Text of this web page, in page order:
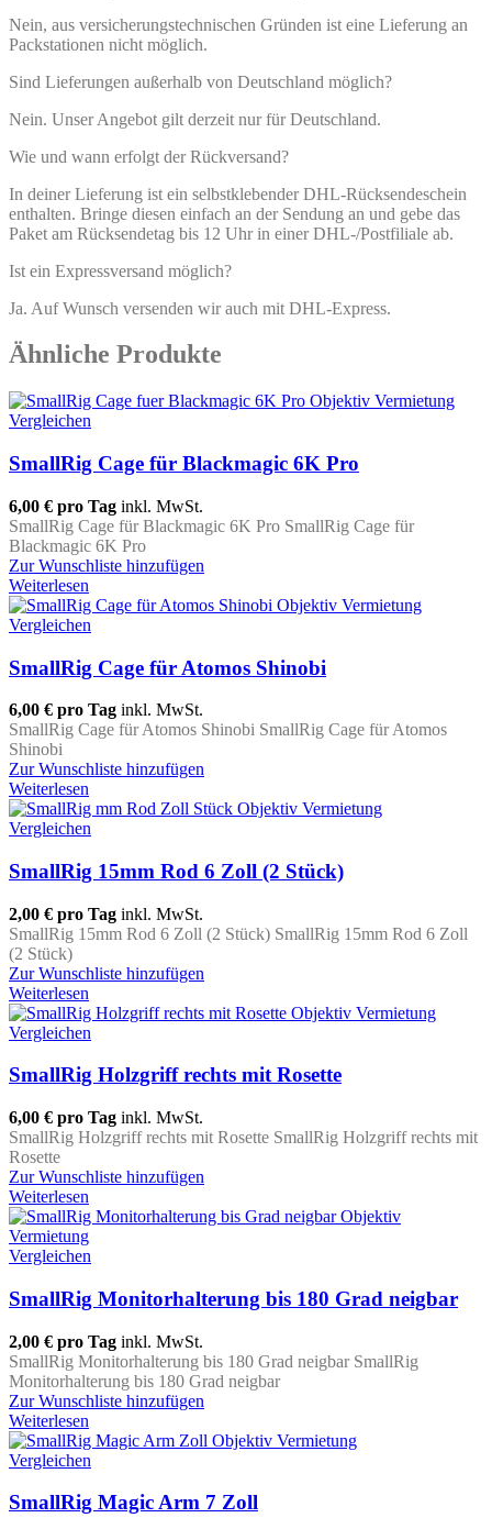
Nein, aus versicherungstechnischen Gründen ist eine Lieferung an
Packstationen nicht möglich.
Sind Lieferungen außerhalb von Deutschland möglich?
Nein. Unser Angebot gilt derzeit nur für Deutschland.
Wie und wann erfolgt der Rückversand?
In deiner Lieferung ist ein selbstklebender DHL-Rücksendeschein
enthalten. Bringe diesen einfach an der Sendung an und gebe das
Paket am Rücksendetag bis 12 Uhr in einer DHL-/Postfiliale ab.
Ist ein Expressversand möglich?
Ja. Auf Wunsch versenden wir auch mit DHL-Express.
Ähnliche Produkte
Vergleichen
SmallRig Cage für Blackmagic 6K Pro
6,00 € pro Tag inkl. MwSt.
SmallRig Cage für Blackmagic 6K Pro SmallRig Cage für
Blackmagic 6K Pro
Zur Wunschliste hinzufügen
Weiterlesen
Vergleichen
SmallRig Cage für Atomos Shinobi
6,00 € pro Tag inkl. MwSt.
SmallRig Cage für Atomos Shinobi SmallRig Cage für Atomos
Shinobi
Zur Wunschliste hinzufügen
Weiterlesen
Vergleichen
SmallRig 15mm Rod 6 Zoll (2 Stück)
2,00 € pro Tag inkl. MwSt.
SmallRig 15mm Rod 6 Zoll (2 Stück) SmallRig 15mm Rod 6 Zoll
(2 Stück)
Zur Wunschliste hinzufügen
Weiterlesen
Vergleichen
SmallRig Holzgriff rechts mit Rosette
6,00 € pro Tag inkl. MwSt.
SmallRig Holzgriff rechts mit Rosette SmallRig Holzgriff rechts mit
Rosette
Zur Wunschliste hinzufügen
Weiterlesen
Vergleichen
SmallRig Monitorhalterung bis 180 Grad neigbar
2,00 € pro Tag inkl. MwSt.
SmallRig Monitorhalterung bis 180 Grad neigbar SmallRig
Monitorhalterung bis 180 Grad neigbar
Zur Wunschliste hinzufügen
Weiterlesen
Vergleichen
SmallRig Magic Arm 7 Zoll